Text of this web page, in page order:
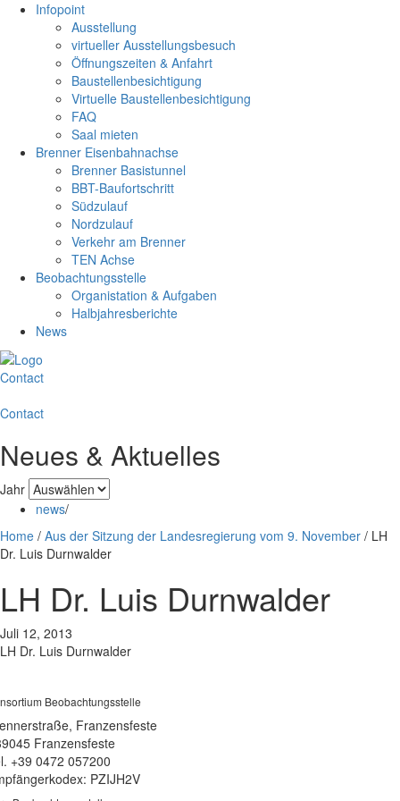
Infopoint
Ausstellung
virtueller Ausstellungsbesuch
Öffnungszeiten & Anfahrt
Baustellenbesichtigung
Virtuelle Baustellenbesichtigung
FAQ
Saal mieten
Brenner Eisenbahnachse
Brenner Basistunnel
BBT-Baufortschritt
Südzulauf
Nordzulauf
Verkehr am Brenner
TEN Achse
Beobachtungsstelle
Organistation & Aufgaben
Halbjahresberichte
News
Contact
Contact
Neues & Aktuelles
Jahr
news/
Home / Aus der Sitzung der Landesregierung vom 9. November / LH
Dr. Luis Durnwalder
LH Dr. Luis Durnwalder
Juli 12, 2013
LH Dr. Luis Durnwalder
Beobachtungsstelle
Franzensfeste
Franzensfeste
+39 0472 057200
PZIJH2V